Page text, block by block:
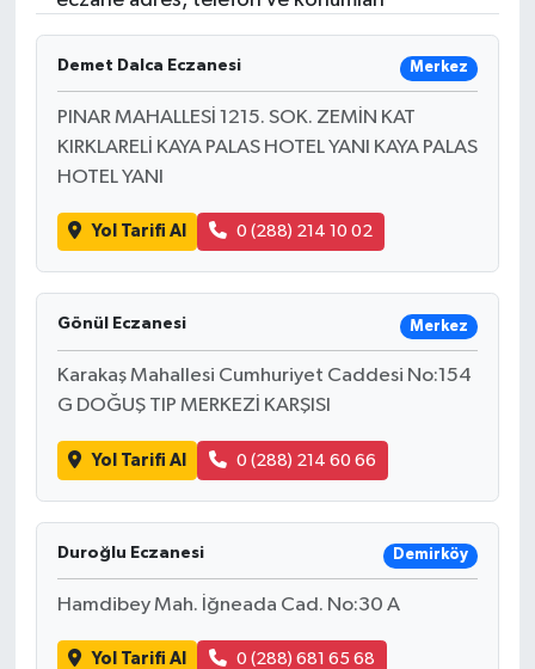
Demet Dalca Eczanesi Merkez
PINAR MAHALLESİ 1215. SOK. ZEMİN KAT
KIRKLARELİ KAYA PALAS HOTEL YANI KAYA PALAS
HOTEL YANI
Yol Tarifi Al 0 (288) 214 10 02
Gönül Eczanesi Merkez
Karakaş Mahallesi Cumhuriyet Caddesi No:154
G DOĞUŞ TIP MERKEZİ KARŞISI
Yol Tarifi Al 0 (288) 214 60 66
Duroğlu Eczanesi Demirköy
Hamdibey Mah. İğneada Cad. No:30 A
Yol Tarifi Al 0 (288) 681 65 68